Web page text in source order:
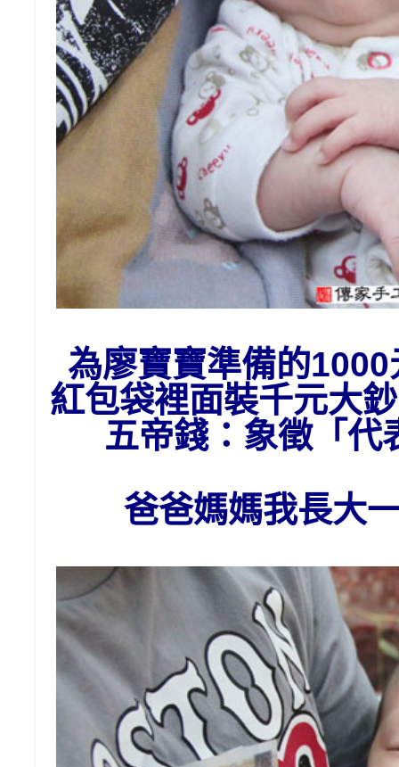
為廖寶寶準備的1000
紅包袋裡面裝千元大
五帝錢：象徵「
爸爸媽媽我長大